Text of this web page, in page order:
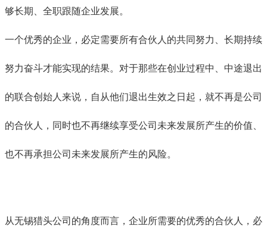
够长期、全职跟随企业发展。
一个优秀的企业，必定需要所有合伙人的共同努力、长期持续
努力奋斗才能实现的结果。对于那些在创业过程中、中途退出
的联合创始人来说，自从他们退出生效之日起，就不再是公司
的合伙人，同时也不再继续享受公司未来发展所产生的价值、
也不再承担公司未来发展所产生的风险。
从无锡猎头公司的角度而言，企业所需要的优秀的合伙人，必